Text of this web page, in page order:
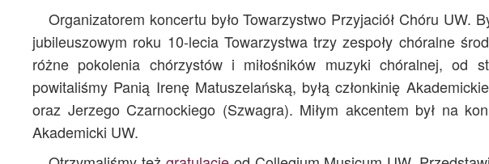
Organizatorem koncertu było Towarzystwo Przyjaciół Chóru UW.
jubileuszowym roku 10-lecia Towarzystwa trzy zespoły chóralne
różne pokolenia chórzystów i miłośników muzyki chóralnej, od
powitaliśmy Panią Irenę Matuszelańską, byłą członkinię
oraz Jerzego Czarnockiego (Szwagra). Miłym akcentem był na
Akademicki UW.